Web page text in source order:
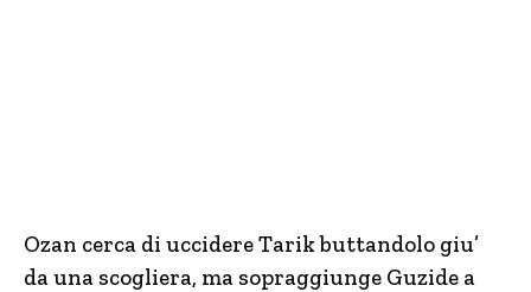
Ozan cerca di uccidere Tarik buttandolo giu’
da una scogliera, ma sopraggiunge Guzide a